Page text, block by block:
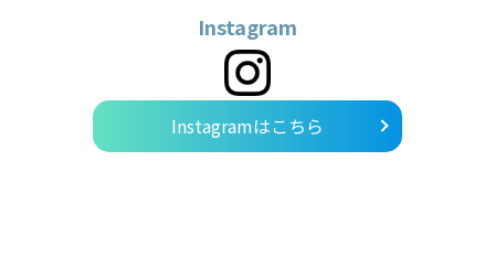
Instagram
Instagramはこちら